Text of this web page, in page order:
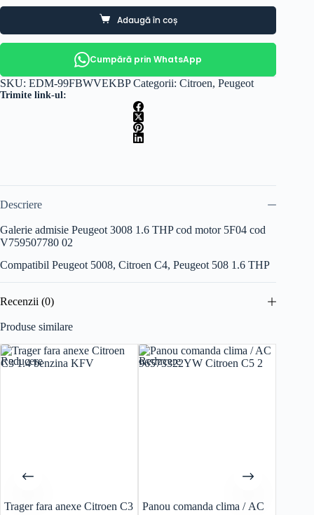
Adaugă în coș
Cumpără prin WhatsApp
SKU: EDM-99FBWVEKBP Categorii: Citroen, Peugeot
Trimite link-ul:
Descriere
Galerie admisie Peugeot 3008 1.6 THP cod motor 5F04 cod
V759507780 02
Compatibil Peugeot 5008, Citroen C4, Peugeot 508 1.6 THP
Recenzii (0)
Produse similare
Reducere
Trager fara anexe Citroen C3
Reducere
Panou comanda clima / AC